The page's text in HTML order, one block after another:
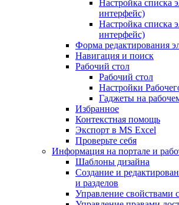
Настройка списка
интерфейс)
Настройка списка
интерфейс)
Форма редактирования
Навигация и поиск
Рабочий стол
Рабочий стол
Настройки
Гаджеты на
Избранное
Контекстная помощь
Экспорт в MS Excel
Проверьте себя
Информация на портале и
Шаблоны дизайна
Создание и
и разделов
Управление свойствами